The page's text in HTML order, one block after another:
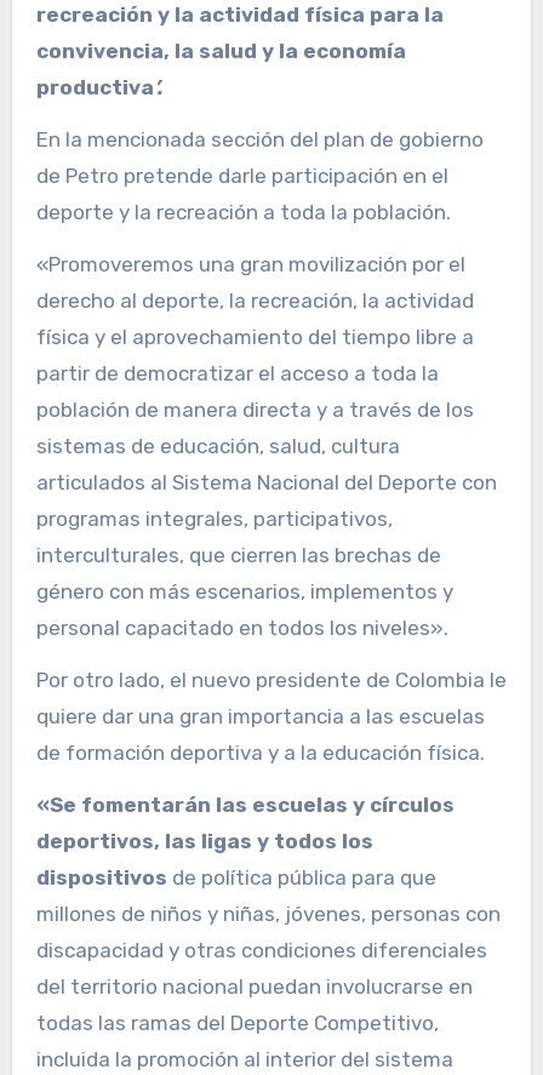
recreación y la actividad física para la
convivencia, la salud y la economía
productiva ’.
En la mencionada sección del plan de gobierno
de Petro pretende darle participación en el
deporte y la recreación a toda la población.
«Promoveremos una gran movilización por el
derecho al deporte, la recreación, la actividad
física y el aprovechamiento del tiempo libre a
partir de democratizar el acceso a toda la
población de manera directa y a través de los
sistemas de educación, salud, cultura
articulados al Sistema Nacional del Deporte con
programas integrales, participativos,
interculturales, que cierren las brechas de
género con más escenarios, implementos y
personal capacitado en todos los niveles».
Por otro lado, el nuevo presidente de Colombia le
quiere dar una gran importancia a las escuelas
de formación deportiva y a la educación física.
«Se fomentarán las escuelas y círculos
deportivos, las ligas y todos los
dispositivos de política pública para que
millones de niños y niñas, jóvenes, personas con
discapacidad y otras condiciones diferenciales
del territorio nacional puedan involucrarse en
todas las ramas del Deporte Competitivo,
incluida la promoción al interior del sistema